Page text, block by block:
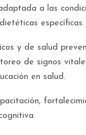
a las
específicas.
y de salud
de signos
en salud.